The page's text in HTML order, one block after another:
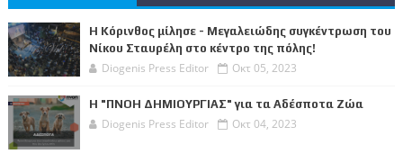
Η Κόρινθος μίλησε - Μεγαλειώδης συγκέντρωση του
Νίκου Σταυρέλη στο κέντρο της πόλης!
Diogenis Press Editor Οκτ 05, 2023
Η "ΠΝΟΗ ΔΗΜΙΟΥΡΓΙΑΣ" για τα Αδέσποτα Ζώα
Diogenis Press Editor Οκτ 04, 2023